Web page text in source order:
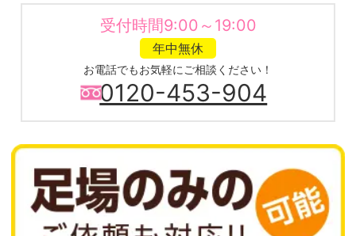
受付時間9:00～19:00
年中無休
お電話でもお気軽にご相談ください！
0120-453-904